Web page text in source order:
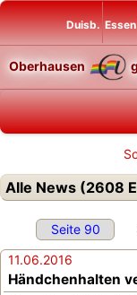
Duisb. Essen
Oberhausen
Alle News (2608
Seite 90
11.06.2016
Händchenhalten